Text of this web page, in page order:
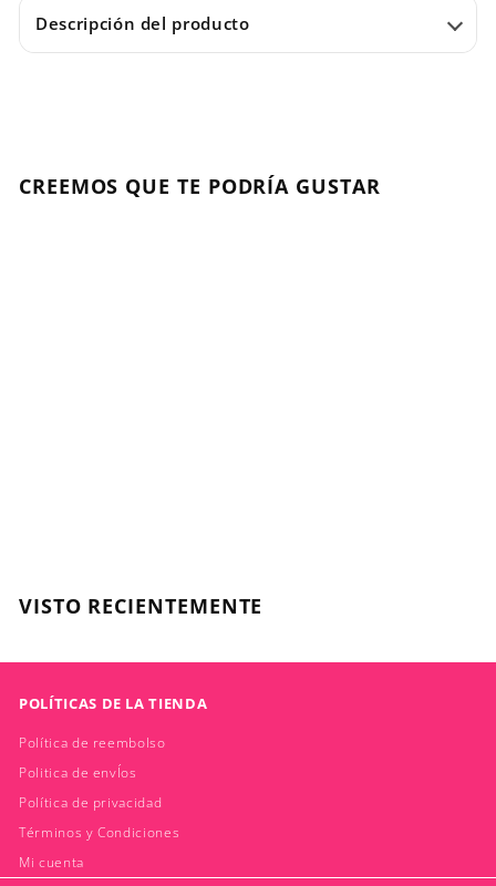
Descripción del producto
CREEMOS QUE TE PODRÍA GUSTAR
6
VISTO RECIENTEMENTE
POLÍTICAS DE LA TIENDA
Política de reembolso
Politica de envÍos
Política de privacidad
Términos y Condiciones
Mi cuenta